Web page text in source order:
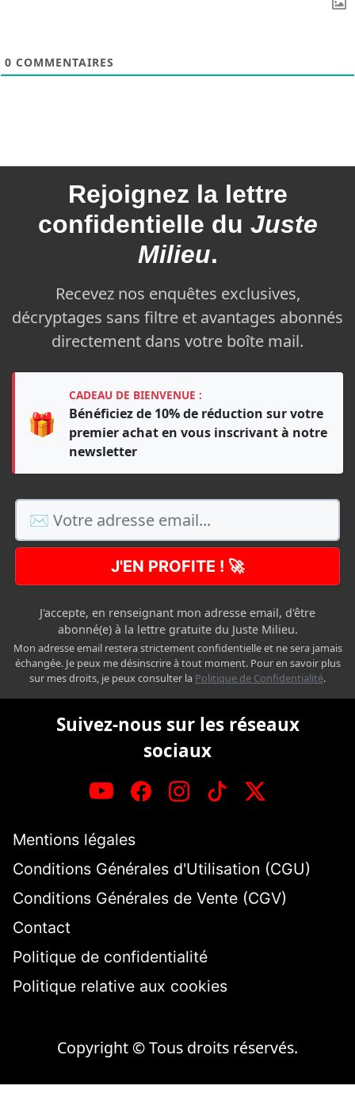
0 COMMENTAIRES
Rejoignez la lettre
confidentielle du Juste
Milieu.
Recevez nos enquêtes exclusives,
décryptages sans filtre et avantages abonnés
directement dans votre boîte mail.
🎁
CADEAU DE BIENVENUE :
Bénéficiez de 10% de réduction sur votre
premier achat en vous inscrivant à notre
newsletter
J'EN PROFITE ! 🚀
J'accepte, en renseignant mon adresse email, d'être
abonné(e) à la lettre gratuite du Juste Milieu.
Mon adresse email restera strictement confidentielle et ne sera jamais
échangée. Je peux me désinscrire à tout moment. Pour en savoir plus
sur mes droits, je peux consulter la Politique de Confidentialité.
Suivez-nous sur les réseaux
sociaux
Mentions légales
Conditions Générales d'Utilisation (CGU)
Conditions Générales de Vente (CGV)
Contact
Politique de confidentialité
Politique relative aux cookies
Copyright © Tous droits réservés.